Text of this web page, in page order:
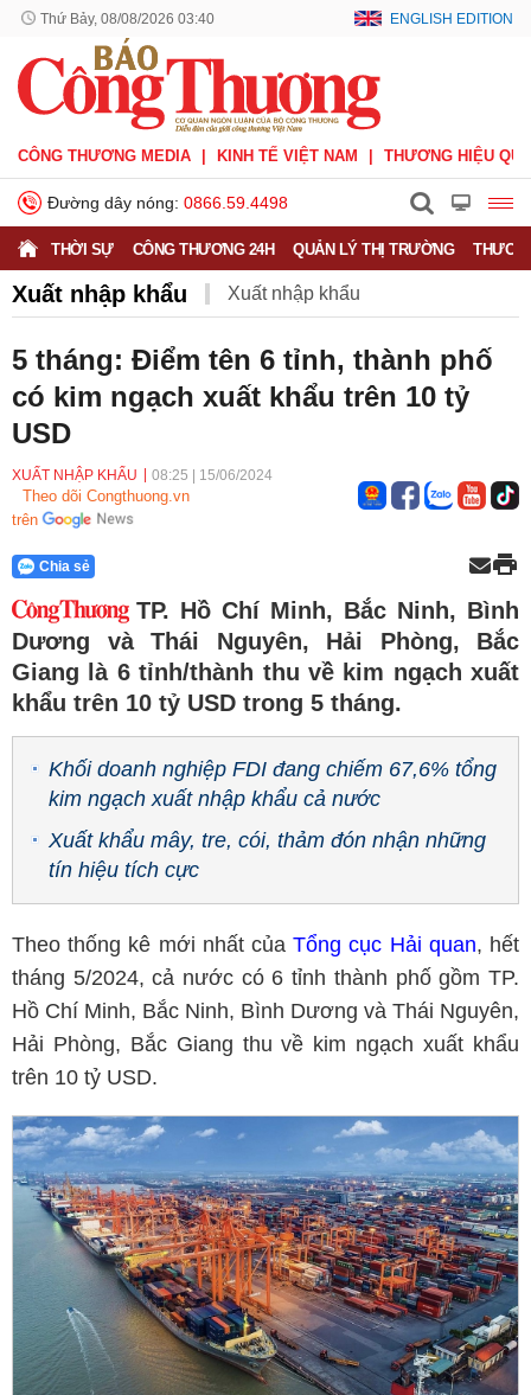
Thứ Bảy, 08/08/2026 03:40 ENGLISH EDITION
CÔNG THƯƠNG MEDIA KINH TẾ VIỆT NAM THƯƠNG HIỆU
Đường dây nóng: 0866.59.4498
THỜI SỰ CÔNG THƯƠNG 24H QUẢN LÝ THỊ TRƯỜNG
Xuất nhập khẩu Xuất nhập khẩu
Phòng vệ thương mại
Xuất xứ hàng hóa Xúc tiến thương mại
Thương mại điện tử
5 tháng: Điểm tên 6 tỉnh, thành phố
có kim ngạch xuất khẩu trên 10 tỷ
USD
XUẤT NHẬP KHẨU 08:25 15/06/2024
Theo dõi Congthuong.vn
trên
Chia sẻ
TP. Hồ Chí Minh, Bắc Ninh, Bình
Dương và Thái Nguyên, Hải Phòng, Bắc
Giang là 6 tỉnh/thành thu về kim ngạch xuất
khẩu trên 10 tỷ USD trong 5 tháng.
Khối doanh nghiệp FDI đang chiếm 67,6% tổng
kim ngạch xuất nhập khẩu cả nước
Xuất khẩu mây, tre, cói, thảm đón nhận những
tín hiệu tích cực
Theo thống kê mới nhất củaTổng cục Hải quan, hết
tháng 5/2024, cả nước có 6 tỉnh thành phố gồm TP.
Hồ Chí Minh, Bắc Ninh, Bình Dương và Thái Nguyên,
Hải Phòng, Bắc Giang thu về kim ngạch xuất khẩu
trên 10 tỷ USD.